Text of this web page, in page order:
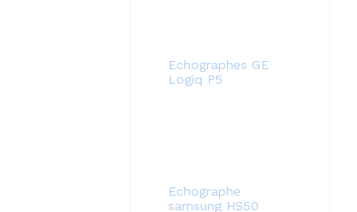
Echographes GE
Logiq P5
Echographe
samsung HS50